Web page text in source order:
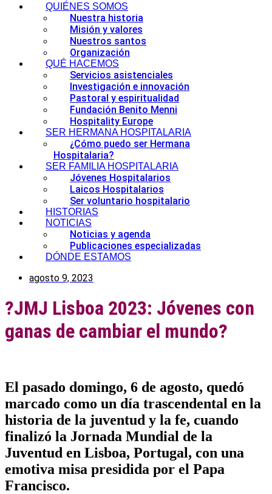
QUIÉNES SOMOS
Nuestra historia
Misión y valores
Nuestros santos
Organización
QUÉ HACEMOS
Servicios asistenciales
Investigación e innovación
Pastoral y espiritualidad
Fundación Benito Menni
Hospitality Europe
SER HERMANA HOSPITALARIA
¿Cómo puedo ser Hermana
Hospitalaria?
SER FAMILIA HOSPITALARIA
Jóvenes Hospitalarios
Laicos Hospitalarios
Ser voluntario hospitalario
HISTORIAS
NOTICIAS
Noticias y agenda
Publicaciones especializadas
DÓNDE ESTAMOS
agosto 9, 2023
?JMJ Lisboa 2023: Jóvenes con
ganas de cambiar el mundo?
El pasado domingo, 6 de agosto, quedó
marcado como un día trascendental en la
historia de la juventud y la fe, cuando
finalizó la Jornada Mundial de la
Juventud en Lisboa, Portugal, con una
emotiva misa presidida por el Papa
Francisco.